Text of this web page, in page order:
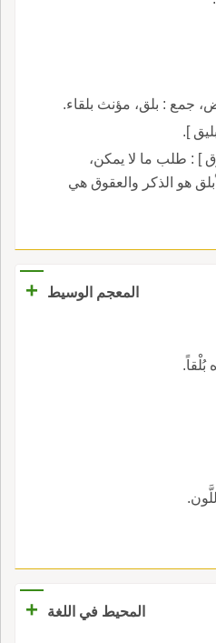
جمع : بلق، مؤنث بلقاء.
].
] : طلب ما لا يمكن،
هو الذكر والعقوق هي
المعجم الوسيط +
بُلْقاً.
المحيط في اللغة +